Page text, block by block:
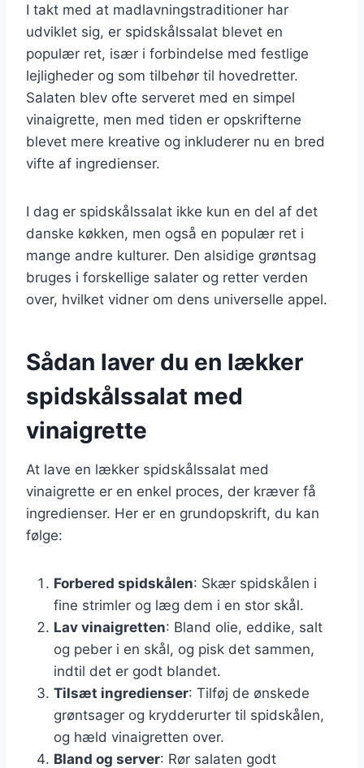
I takt med at madlavningstraditioner har
udviklet sig, er spidskålssalat blevet en
populær ret, især i forbindelse med festlige
lejligheder og som tilbehør til hovedretter.
Salaten blev ofte serveret med en simpel
vinaigrette, men med tiden er opskrifterne
blevet mere kreative og inkluderer nu en bred
vifte af ingredienser.
I dag er spidskålssalat ikke kun en del af det
danske køkken, men også en populær ret i
mange andre kulturer. Den alsidige grøntsag
bruges i forskellige salater og retter verden
over, hvilket vidner om dens universelle appel.
Sådan laver du en lækker
spidskålssalat med
vinaigrette
At lave en lækker spidskålssalat med
vinaigrette er en enkel proces, der kræver få
ingredienser. Her er en grundopskrift, du kan
følge:
Forbered spidskålen: Skær spidskålen i
fine strimler og læg dem i en stor skål.
Lav vinaigretten: Bland olie, eddike, salt
og peber i en skål, og pisk det sammen,
indtil det er godt blandet.
Tilsæt ingredienser: Tilføj de ønskede
grøntsager og krydderurter til spidskålen,
og hæld vinaigretten over.
Bland og server: Rør salaten godt